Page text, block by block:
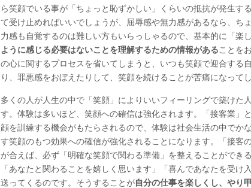
ら笑顔でいる事が「ちょっと恥ずかしい」くらいの抵抗が発生す
て受け止めればいいでしょうが、屈辱感や無力感があるなら、ち
力感も自覚するのは難しい方もいらっしゃるので、基本的に「楽
ように感じる必要はないことを理解するための情報があることを
の心に関するプロセスを省いてしまうと、いつも笑顔で迎合する
り、罪悪感をおぼえたりして、笑顔を続けることが苦痛になって
多くの人が人生の中で「笑顔」によりいいフィーリングで築けた
す。体験は多いほど、笑顔への確信は強化されます。「接客業」
顔を訓練する機会がもたらされるので、体験は社会生活の中でか
す笑顔のもつ効果への確信が強化されることになります。「接客
が合えば、必ず「明確な笑顔で関わる準備」を整えることができ
「あなたと関わることを嬉しく思います」「喜んであなたを受け
送ってくるのです。そうすることが自分の仕事を楽しくし、やり